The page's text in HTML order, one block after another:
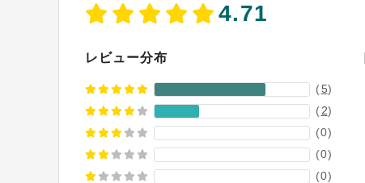
4.71
レビュー分布
(5)
(2)
(0)
(0)
(0)